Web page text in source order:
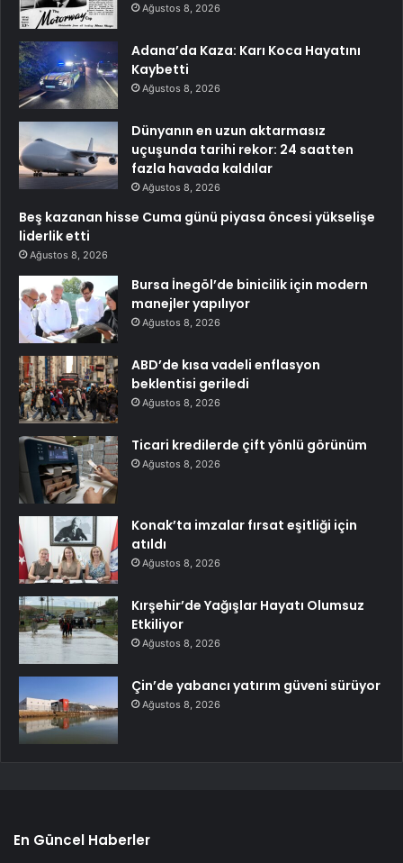
Ağustos 8, 2026
Adana’da Kaza: Karı Koca Hayatını
Kaybetti
Ağustos 8, 2026
Dünyanın en uzun aktarmasız
uçuşunda tarihi rekor: 24 saatten
fazla havada kaldılar
Ağustos 8, 2026
Beş kazanan hisse Cuma günü piyasa öncesi yükselişe
liderlik etti
Ağustos 8, 2026
Bursa İnegöl’de binicilik için modern
manejler yapılıyor
Ağustos 8, 2026
ABD’de kısa vadeli enflasyon
beklentisi geriledi
Ağustos 8, 2026
Ticari kredilerde çift yönlü görünüm
Ağustos 8, 2026
Konak’ta imzalar fırsat eşitliği için
atıldı
Ağustos 8, 2026
Kırşehir’de Yağışlar Hayatı Olumsuz
Etkiliyor
Ağustos 8, 2026
Çin’de yabancı yatırım güveni sürüyor
Ağustos 8, 2026
En Güncel Haberler